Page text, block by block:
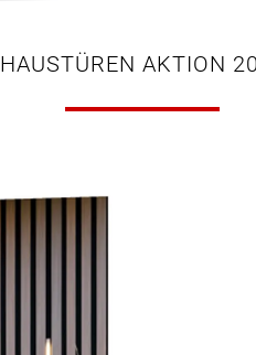
HAUSTÜREN AKTION